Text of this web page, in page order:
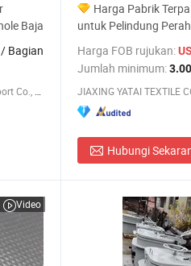
Baja
/ Bagian
Harga Pabrik
untuk Pelindung
Olahraga, Penutup
Harga FOB rujukan:
Jumlah minimum:
JIAXING YATAI TEXTILE
Hubungi
Video